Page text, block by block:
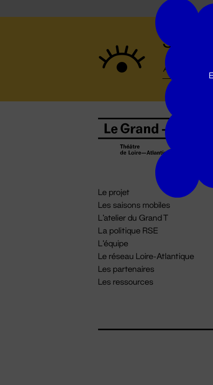
Le projet
Les saisons mobiles
L'atelier du Grand T
La politique RSE
L'équipe
Le réseau Loire-Atlantique
Les partenaires
Les ressources